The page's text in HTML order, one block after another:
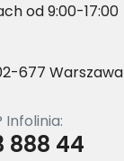
od 9:00-17:00
677 Warszawa
Infolinia:
888 44